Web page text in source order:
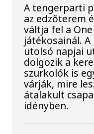
A tengerparti
az edzőterem
váltja fel a
játékosainál.
utolsó napjai
dolgozik a
szurkolók is
várják, mire
átalakult
idényben.